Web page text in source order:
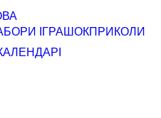
ІГРАШОКПРИКОЛИ